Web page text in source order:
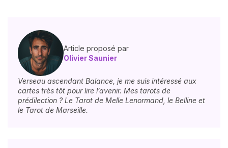
Article proposé par
Olivier Saunier
Verseau ascendant Balance, je me suis intéressé aux
cartes très tôt pour lire l’avenir. Mes tarots de
prédilection ? Le Tarot de Melle Lenormand, le Belline et
le Tarot de Marseille.